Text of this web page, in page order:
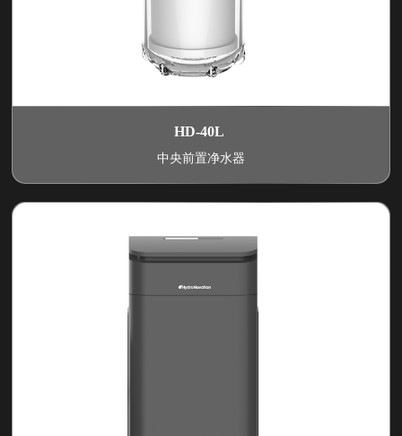
HD-40L
中央前置净水器